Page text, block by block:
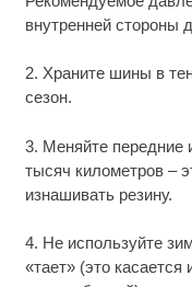
внутренней стороны
2. Храните шины в
сезон.
3. Меняйте передние
тысяч километров –
изнашивать резину.
4. Не используйте
«тает» (это касается